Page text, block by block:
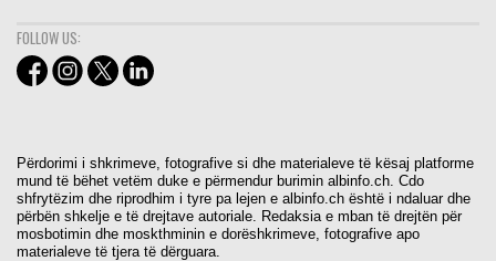
FOLLOW US:
Përdorimi i shkrimeve, fotografive si dhe materialeve të kësaj platforme
mund të bëhet vetëm duke e përmendur burimin albinfo.ch. Cdo
shfrytëzim dhe riprodhim i tyre pa lejen e albinfo.ch është i ndaluar dhe
përbën shkelje e të drejtave autoriale. Redaksia e mban të drejtën për
mosbotimin dhe moskthminin e dorëshkrimeve, fotografive apo
materialeve të tjera të dërguara.